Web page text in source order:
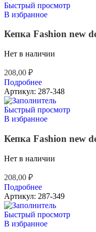
Быстрый просмотр
В избранное
Кепка Fashion new
Нет в наличии
208,00 ₽
Подробнее
Артикул: 287-348
Быстрый просмотр
В избранное
Кепка Fashion new
Нет в наличии
208,00 ₽
Подробнее
Артикул: 287-349
Быстрый просмотр
В избранное